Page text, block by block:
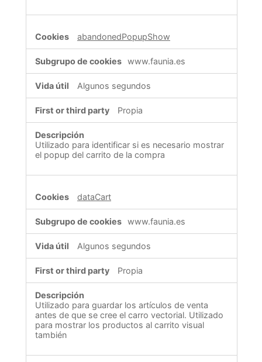
abandonedPopupShow
www.faunia.es
Algunos segundos
Propia
Utilizado para identificar si es necesario mostrar
el popup del carrito de la compra
dataCart
www.faunia.es
Algunos segundos
Propia
Utilizado para guardar los artículos de venta
antes de que se cree el carro vectorial. Utilizado
para mostrar los productos al carrito visual
también